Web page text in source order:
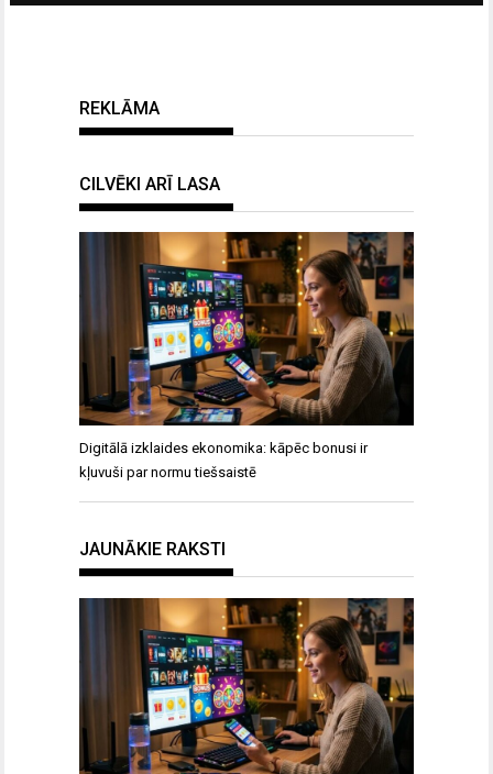
REKLĀMA
CILVĒKI ARĪ LASA
Digitālā izklaides ekonomika: kāpēc bonusi ir
kļuvuši par normu tiešsaistē
JAUNĀKIE RAKSTI